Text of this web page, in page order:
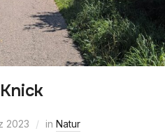
2023 inNatur